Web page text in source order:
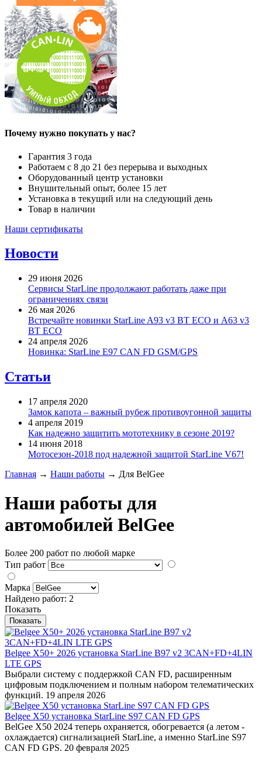
Почему нужно покупать у нас?
Гарантия 3 года
Работаем с 8 до 21 без перерыва и выходных
Оборудованный центр установки
Внушительный опыт, более 15 лет
Установка в текущий или на следующий день
Товар в наличии
Наши сертификаты
Новости
29 июня 2026
Сервисы StarLine продолжают работать даже при
ограничениях связи
26 мая 2026
Встречайте новинки StarLine A93 v3 BT ECO и A63 v3
BT ECO
24 апреля 2026
Новинка: StarLine E97 CAN FD GSM/GPS
Статьи
17 апреля 2020
Замок капота – важный рубеж противоугонной защиты
4 апреля 2019
Как надежно защитить мототехнику в сезоне 2019?
14 июня 2018
Мотосезон-2018 под надежной защитой StarLine V67!
Главная → Наши работы → Для BelGee
Наши работы для
автомобилей BelGee
Более 200 работ по любой марке
Тип работ
Марка
Найдено работ: 2
Показать
Belgee X50+ 2026 установка StarLine B97 v2 3CAN+FD+4LIN
LTE GPS
Выбрали систему с поддержкой CAN FD, расширенным
цифровым подключением и полным набором телематических
функций. 19 апреля 2026
Belgee X50 установка StarLine S97 CAN FD GPS
BelGee X50 2024 теперь охраняется, обогревается (а летом -
охлаждается) сигнализацией StarLine, а именно StarLine S97
CAN FD GPS. 20 февраля 2025